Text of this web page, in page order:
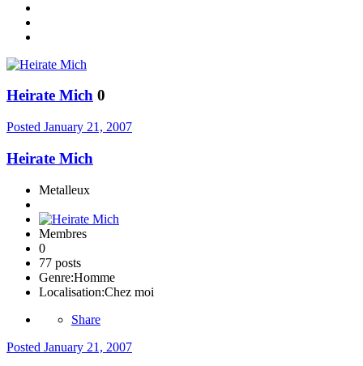
Heirate Mich 0
Posted January 21, 2007
Heirate Mich
Metalleux
Membres
0
77 posts
Genre:Homme
Localisation:Chez moi
Share
Posted January 21, 2007